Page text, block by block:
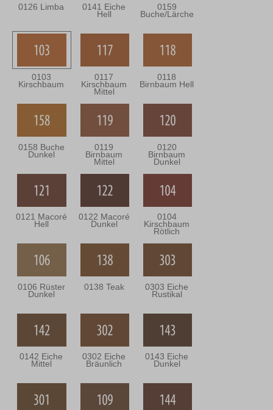
0126 Limba 0141 Eiche
Hell
0159
Buche/Lärche
0103
Kirschbaum
0117
Kirschbaum
Mittel
0118
Birnbaum Hell
0158 Buche
Dunkel
0119
Birnbaum
Mittel
0120
Birnbaum
Dunkel
0121 Macoré
Hell
0122 Macoré
Dunkel
0104
Kirschbaum
Rötlich
0106 Rüster
Dunkel
0138 Teak 0303 Eiche
Rustikal
0142 Eiche
Mittel
0302 Eiche
Bräunlich
0143 Eiche
Dunkel